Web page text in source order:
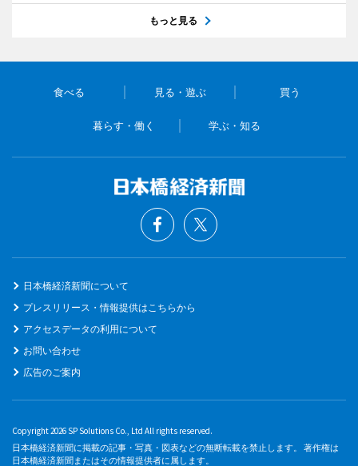
もっと見る
食べる 見る・遊ぶ 買う
暮らす・働く 学ぶ・知る
日本橋経済新聞について
プレスリリース・情報提供はこちらから
アクセスデータの利用について
お問い合わせ
広告のご案内
Copyright 2026 SP Solutions Co., Ltd All rights reserved.
日本橋経済新聞に掲載の記事・写真・図表などの無断転載を禁止します。 著作権は
日本橋経済新聞またはその情報提供者に属します。